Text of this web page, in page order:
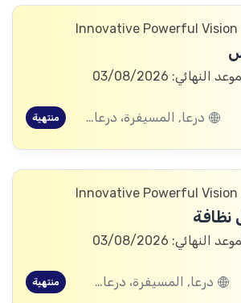
Innovative Powerful Vision
النهائي: 03/08/2026
درعا, المسيفرة، درعا, الجيزة، درعا, بصر الحرير، درعا منتهية
Innovative Powerful Vision
نظافة
النهائي: 03/08/2026
درعا, المسيفرة، درعا, الجيزة، درعا, بصر الحرير، درعا منتهية